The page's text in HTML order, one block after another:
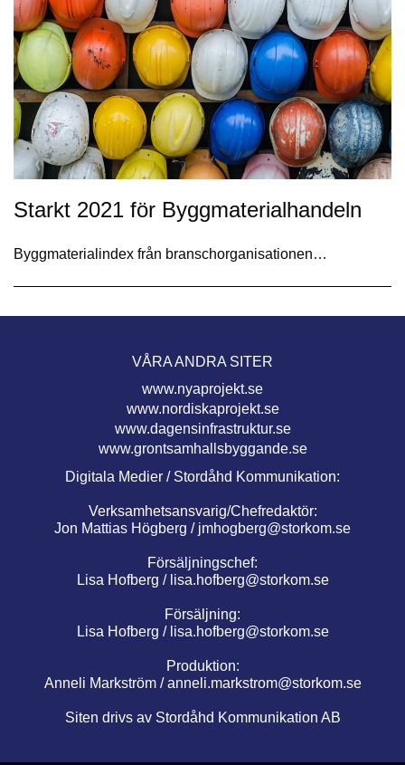
Starkt 2021 för Byggmaterialhandeln
Byggmaterialindex från branschorganisationen…
VÅRA ANDRA SITER
www.nyaprojekt.se
www.nordiskaprojekt.se
www.dagensinfrastruktur.se
www.grontsamhallsbyggande.se
Digitala Medier / Stordåhd Kommunikation:
Verksamhetsansvarig/Chefredaktör:
Jon Mattias Högberg / jmhogberg@storkom.se
Försäljningschef:
Lisa Hofberg / lisa.hofberg@storkom.se
Försäljning:
Lisa Hofberg / lisa.hofberg@storkom.se
Produktion:
Anneli Markström /anneli.markstrom@storkom.se
Siten drivs av Stordåhd Kommunikation AB